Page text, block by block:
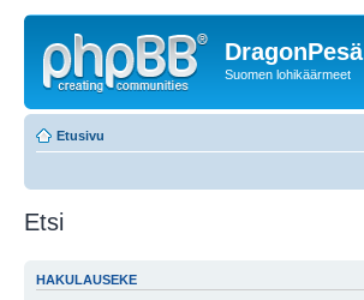
DragonPesä
Suomen lohikäärmeet
Etusivu
Etsi
HAKULAUSEKE